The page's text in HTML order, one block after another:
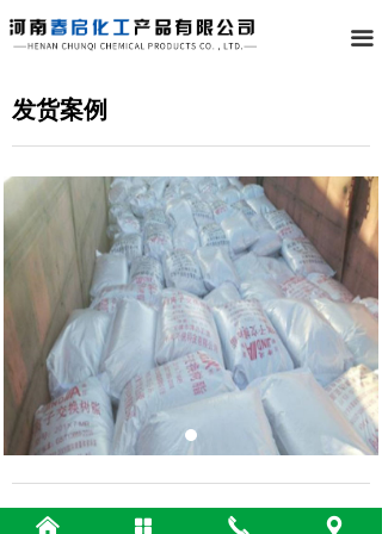
끀
发货案例
前一个： 发货案例
낀 넒 끅 끇